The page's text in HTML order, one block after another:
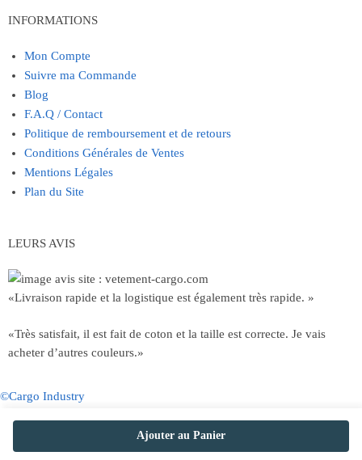
Ajouter au Panier
INFORMATIONS
Mon Compte
Suivre ma Commande
Blog
F.A.Q / Contact
Politique de remboursement et de retours
Conditions Générales de Ventes
Mentions Légales
Plan du Site
LEURS AVIS
«Livraison rapide et la logistique est également très rapide. »
«Très satisfait, il est fait de coton et la taille est correcte. Je vais
acheter d’autres couleurs.»
©Cargo Industry